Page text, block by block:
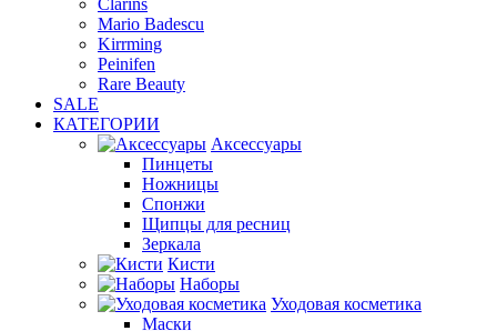
Clarins
Mario Badescu
Kirrming
Peinifen
Rare Beauty
SALE
КАТЕГОРИИ
Аксессуары
Пинцеты
Ножницы
Спонжи
Щипцы для ресниц
Зеркала
Кисти
Наборы
Уходовая косметика
Маски